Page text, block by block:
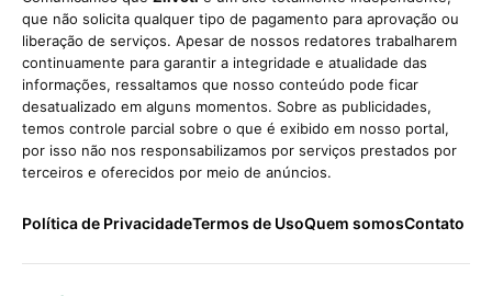
que não solicita qualquer tipo de pagamento para aprovação ou
liberação de serviços. Apesar de nossos redatores trabalharem
continuamente para garantir a integridade e atualidade das
informações, ressaltamos que nosso conteúdo pode ficar
desatualizado em alguns momentos. Sobre as publicidades,
temos controle parcial sobre o que é exibido em nosso portal,
por isso não nos responsabilizamos por serviços prestados por
terceiros e oferecidos por meio de anúncios.
Política de PrivacidadeTermos de UsoQuem somosContato